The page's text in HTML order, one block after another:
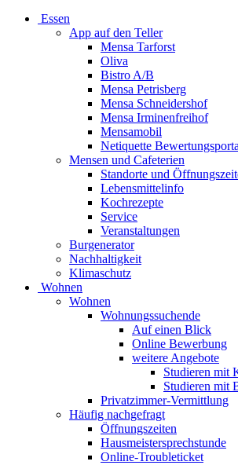
Essen
App auf den Teller
Mensa Tarforst
Oliva
Bistro A/B
Mensa Petrisberg
Mensa Schneidershof
Mensa Irminenfreihof
Mensamobil
Netiquette
Mensen und Cafeterien
Standorte und
Lebensmittelinfo
Kochrezepte
Service
Veranstaltungen
Burgenerator
Nachhaltigkeit
Klimaschutz
Wohnen
Wohnen
Wohnungssuchende
Auf einen Blick
Online Bewerbung
weitere Angebote
Studieren mit
Studieren mit
Privatzimmer-Vermittlung
Häufig nachgefragt
Öffnungszeiten
Hausmeistersprechstunde
Online-Troubleticket